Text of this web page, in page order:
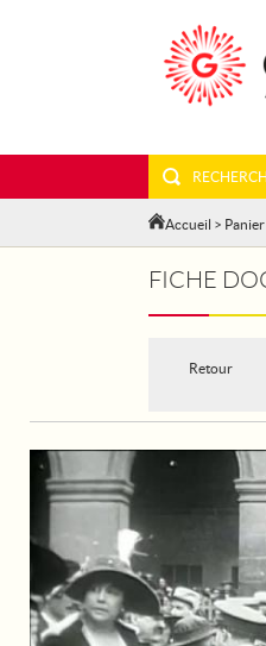
Accueil > Panier
FICHE
Retour